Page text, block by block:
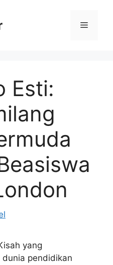
Menu
Esti:
yang
pendidikan